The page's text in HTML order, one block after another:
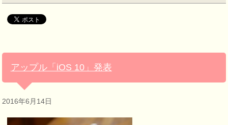
アップル「iOS 10」発表
2016年6月14日